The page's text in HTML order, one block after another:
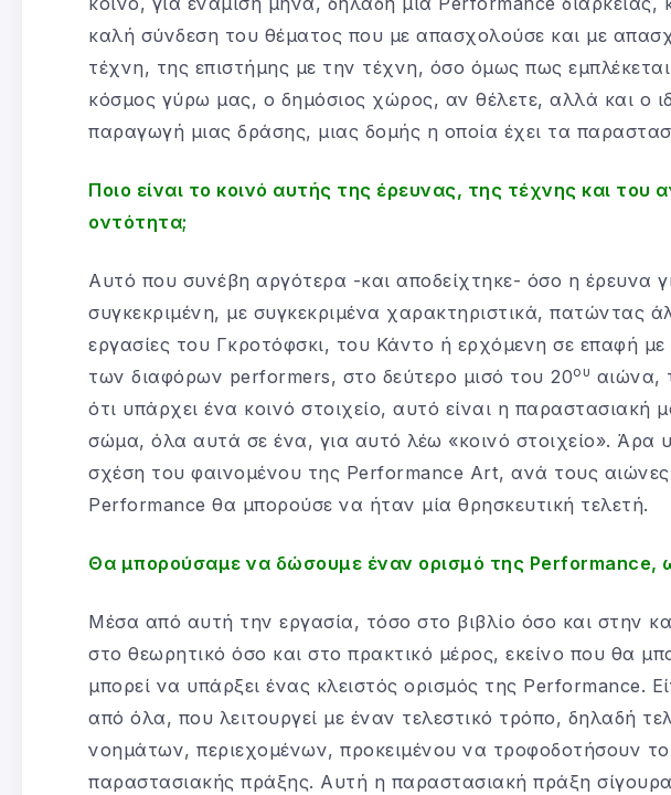
καλή σύνδεση του θέματος που με απασχολούσε και με
τέχνη, της επιστήμης με την τέχνη, όσο όμως πως
κόσμος γύρω μας, ο δημόσιος χώρος, αν θέλετε, αλλά και ο
παραγωγή μιας δράσης, μιας δομής η οποία έχει τα
Ποιο είναι το κοινό αυτής της έρευνας, της τέχνης και του
οντότητα;
Αυτό που συνέβη αργότερα -και αποδείχτηκε- όσο η έρευνα
συγκεκριμένη, με συγκεκριμένα χαρακτηριστικά, πατώντας
εργασίες του Γκροτόφσκι, του Κάντο ή ερχόμενη σε επαφή με
των διαφόρων performers, στο δεύτερο μισό του 20ου αιώνα,
ότι υπάρχει ένα κοινό στοιχείο, αυτό είναι η παραστασιακή
σώμα, όλα αυτά σε ένα, για αυτό λέω «κοινό στοιχείο». Άρα
σχέση του φαινομένου της Performance Art, ανά τους αιώνες
Performance θα μπορούσε να ήταν μία θρησκευτική τελετή.
Θα μπορούσαμε να δώσουμε έναν ορισμό της Performance,
Μέσα από αυτή την εργασία, τόσο στο βιβλίο όσο και στην
στο θεωρητικό όσο και στο πρακτικό μέρος, εκείνο που θα
μπορεί να υπάρξει ένας κλειστός ορισμός της Performance.
από όλα, που λειτουργεί με έναν τελεστικό τρόπο, δηλαδή
νοημάτων, περιεχομένων, προκειμένου να τροφοδοτήσουν
παραστασιακής πράξης. Αυτή η παραστασιακή πράξη